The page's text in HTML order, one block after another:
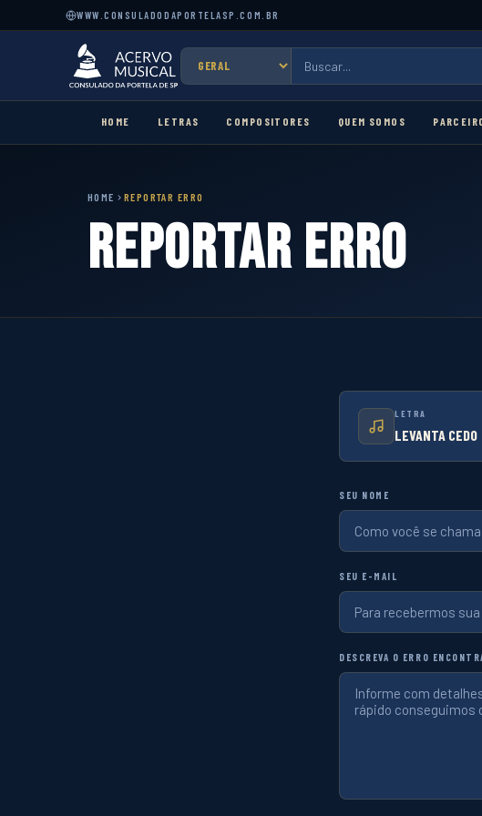
WWW.CONSULADODAPORTELASP.COM.BR
HOME LETRAS COMPOSITORES QUEM SOMOS
HOME REPORTAR ERRO
Reportar Erro
LETRA
LEVANTA CEDO
SEU NOME
SEU E-MAIL
DESCREVA O ERRO